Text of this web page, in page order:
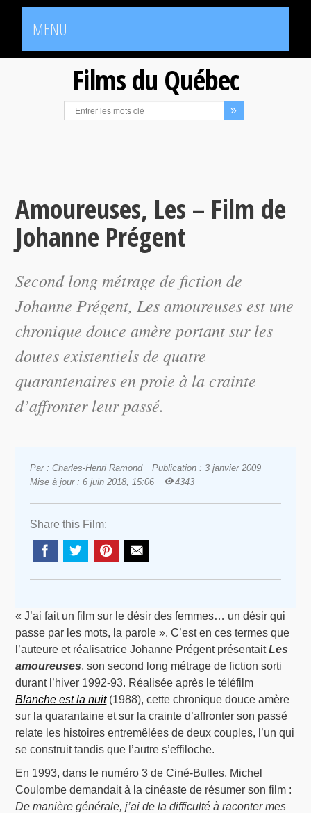
MENU
Films du Québec
Amoureuses, Les – Film de
Johanne Prégent
Second long métrage de fiction de
Johanne Prégent, Les amoureusesest une
chronique douce amère portant sur les
doutes existentiels de quatre
quarantenaires en proie à la crainte
d’affronter leur passé.
Par : Charles-Henri Ramond
Publication : 3 janvier 2009
Mise à jour : 6 juin 2018, 15:06
4343
Share this Film:
« J’ai fait un film sur le désir des femmes… un désir qui
passe par les mots, la parole ». C’est en ces termes que
l’auteure et réalisatrice Johanne Prégent présentaitLes
amoureuses, son second long métrage de fiction sorti
durant l’hiver 1992-93. Réalisée après le téléfilm
Blanche est la nuit(1988), cette chronique douce amère
sur la quarantaine et sur la crainte d’affronter son passé
relate les histoires entremêlées de deux couples, l’un qui
se construit tandis que l’autre s’effiloche.
En 1993, dans le numéro 3 de Ciné-Bulles, Michel
Coulombe demandait à la cinéaste de résumer son film :
De manière générale, j’ai de la difficulté à raconter mes